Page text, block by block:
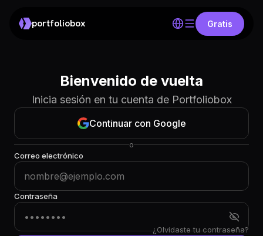
portfoliobox Gratis
Bienvenido de vuelta
Inicia sesión en tu cuenta de Portfoliobox
Continuar con Google
o
Correo electrónico
Contraseña
¿Olvidaste tu contraseña?